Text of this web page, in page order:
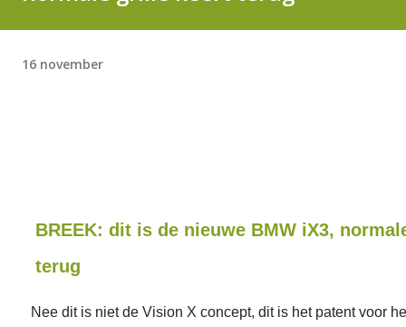
16 november
BREEK: dit is de nieuwe BMW iX3,
terug
Nee dit is niet de Vision X concept, dit is het patent voor